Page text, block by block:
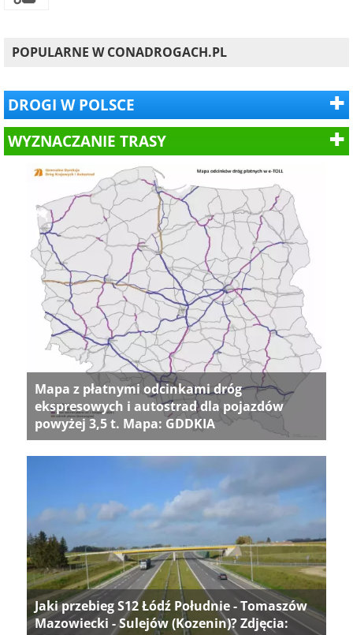
POPULARNE W CONADROGACH.PL
DROGI W POLSCE
WYZNACZANIE TRASY
Mapa z płatnymi odcinkami dróg
ekspresowych i autostrad dla pojazdów
powyżej 3,5 t. Mapa: GDDKIA
Jaki przebieg S12 Łódź Południe - Tomaszów
Mazowiecki - Sulejów (Kozenin)? Zdjęcia: